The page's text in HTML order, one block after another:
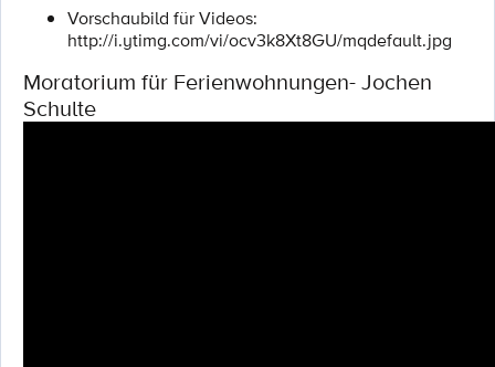
Vorschaubild für Videos:
http://i.ytimg.com/vi/ocv3k8Xt8GU/mqdefault.jpg
Moratorium für Ferienwohnungen- Jochen
Schulte